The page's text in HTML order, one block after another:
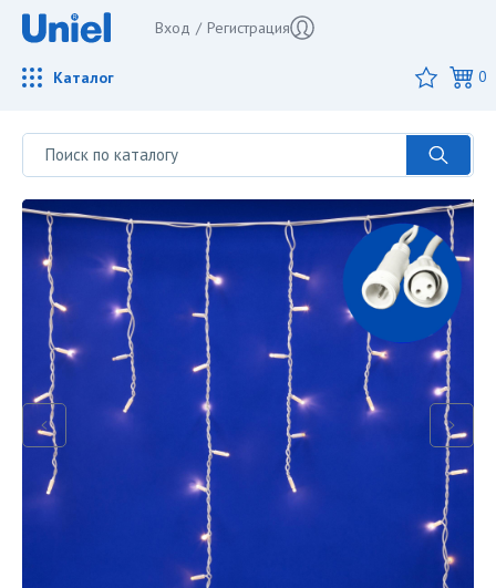
Вход / Регистрация
Каталог 0